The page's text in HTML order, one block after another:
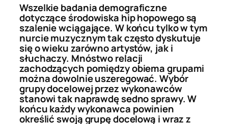
Wszelkie badania demograficzne
dotyczące środowiska hip hopowego są
szalenie wciągające. W końcu tylko w tym
nurcie muzycznym tak często dyskutuje
się o wieku zarówno artystów, jak i
słuchaczy. Mnóstwo relacji
zachodzących pomiędzy obiema grupami
można dowolnie uszeregować. Wybór
grupy docelowej przez wykonawców
stanowi tak naprawdę sedno sprawy. W
końcu każdy wykonawca powinien
określić swoją grupę docelową i wraz z